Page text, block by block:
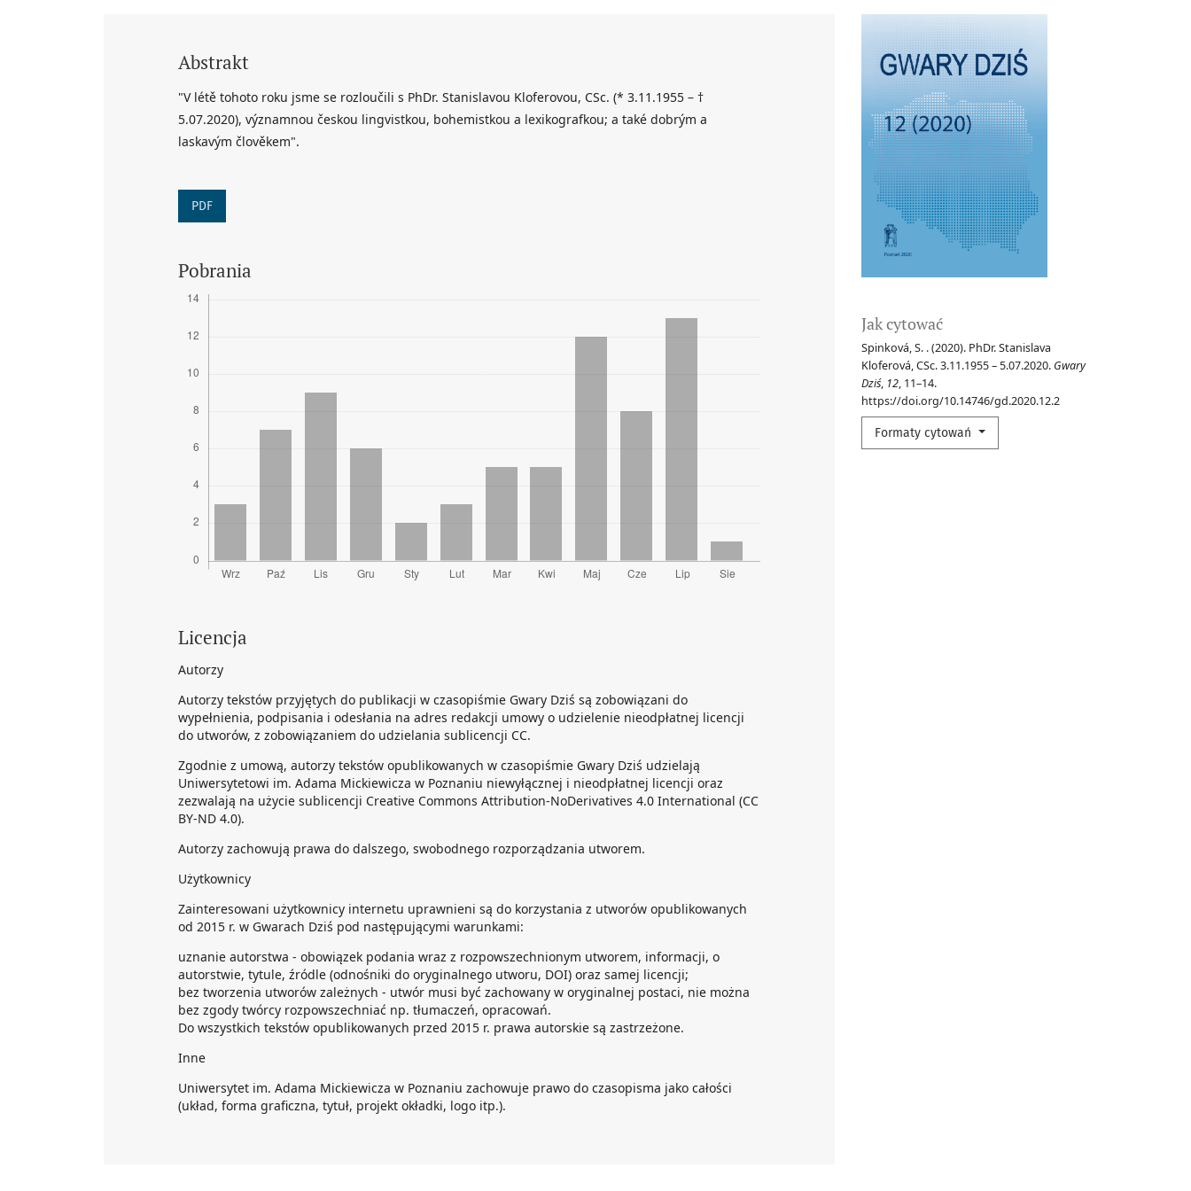
Jak cytować
Spinková, S. . (2020). PhDr. Stanislava
Kloferová, CSc. 3.11.1955 – 5.07.2020. Gwary
Dziś, 12, 11–14.
https://doi.org/10.14746/gd.2020.12.2
Formaty cytowań
Abstrakt
"V létě tohoto roku jsme se rozloučili s PhDr. Stanislavou Kloferovou, CSc. (* 3.11.1955 – †
5.07.2020), významnou českou lingvistkou, bohemistkou a lexikografkou; a také dobrým a
laskavým člověkem".
PDF
Pobrania
Licencja
Autorzy
Autorzy tekstów przyjętych do publikacji w czasopiśmie Gwary Dziś są zobowiązani do
wypełnienia, podpisania i odesłania na adres redakcji umowy o udzielenie nieodpłatnej licencji
do utworów, z zobowiązaniem do udzielania sublicencji CC.
Zgodnie z umową, autorzy tekstów opublikowanych w czasopiśmie Gwary Dziś udzielają
Uniwersytetowi im. Adama Mickiewicza w Poznaniu niewyłącznej i nieodpłatnej licencji oraz
zezwalają na użycie sublicencji Creative Commons Attribution-NoDerivatives 4.0 International (CC
BY-ND 4.0).
Autorzy zachowują prawa do dalszego, swobodnego rozporządzania utworem.
Użytkownicy
Zainteresowani użytkownicy internetu uprawnieni są do korzystania z utworów opublikowanych
od 2015 r. w Gwarach Dziś pod następującymi warunkami:
uznanie autorstwa - obowiązek podania wraz z rozpowszechnionym utworem, informacji, o
autorstwie, tytule, źródle (odnośniki do oryginalnego utworu, DOI) oraz samej licencji;
bez tworzenia utworów zależnych - utwór musi być zachowany w oryginalnej postaci, nie można
bez zgody twórcy rozpowszechniać np. tłumaczeń, opracowań.
Do wszystkich tekstów opublikowanych przed 2015 r. prawa autorskie są zastrzeżone.
Inne
Uniwersytet im. Adama Mickiewicza w Poznaniu zachowuje prawo do czasopisma jako całości
(układ, forma graficzna, tytuł, projekt okładki, logo itp.).